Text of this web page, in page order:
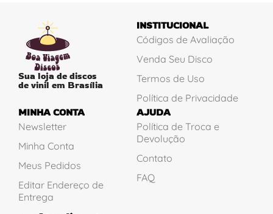
Sua loja de discos
de vinil em Brasília
INSTITUCIONAL
Códigos de Avaliação
Venda Seu Disco
Termos de Uso
Política de Privacidade
MINHA CONTA
Newsletter
Minha Conta
Meus Pedidos
Editar Endereço de
Entrega
AJUDA
Política de Troca e
Devolução
Contato
FAQ